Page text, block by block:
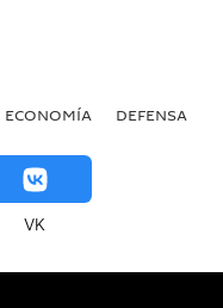
ECONOMÍA DEFENSA
VK